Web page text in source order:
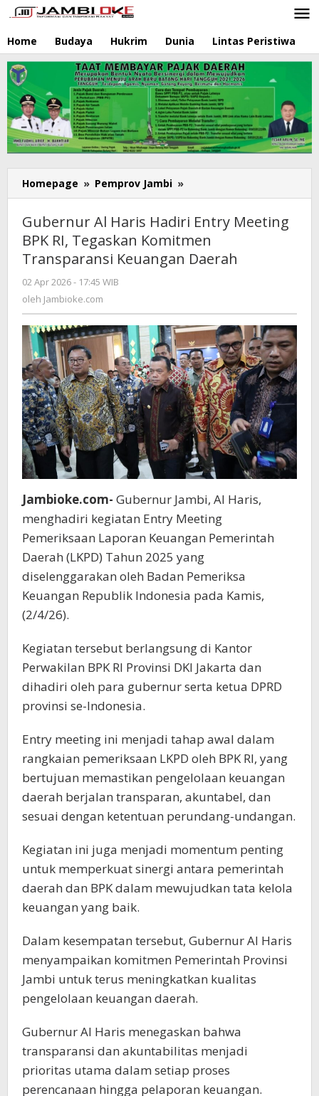
Lewati
ke
konten
Home Budaya Hukrim Dunia Lintas Peristiwa
Homepage » Pemprov Jambi »
Al
Hadiri
Entry
Meeting
Komitmen
Transparansi
Keuangan
Daerah
Gubernur Al Haris Hadiri Entry Meeting
BPK RI, Tegaskan Komitmen
Transparansi Keuangan Daerah
02 Apr 2026 - 17:45 WIB
oleh Jambioke.com
Jambioke.com- Gubernur Jambi, Al Haris,
menghadiri kegiatan Entry Meeting
Pemeriksaan Laporan Keuangan Pemerintah
Daerah (LKPD) Tahun 2025 yang
diselenggarakan oleh Badan Pemeriksa
Keuangan Republik Indonesia pada Kamis,
(2/4/26).
Kegiatan tersebut berlangsung di Kantor
Perwakilan BPK RI Provinsi DKI Jakarta dan
dihadiri oleh para gubernur serta ketua DPRD
provinsi se-Indonesia.
Entry meeting ini menjadi tahap awal dalam
rangkaian pemeriksaan LKPD oleh BPK RI, yang
bertujuan memastikan pengelolaan keuangan
daerah berjalan transparan, akuntabel, dan
sesuai dengan ketentuan perundang-undangan.
Kegiatan ini juga menjadi momentum penting
untuk memperkuat sinergi antara pemerintah
daerah dan BPK dalam mewujudkan tata kelola
keuangan yang baik.
Dalam kesempatan tersebut, Gubernur Al Haris
menyampaikan komitmen Pemerintah Provinsi
Jambi untuk terus meningkatkan kualitas
pengelolaan keuangan daerah.
Gubernur Al Haris menegaskan bahwa
transparansi dan akuntabilitas menjadi
prioritas utama dalam setiap proses
perencanaan hingga pelaporan keuangan.